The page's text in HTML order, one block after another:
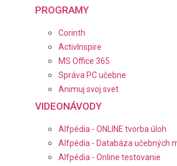
PROGRAMY
Corinth
ActivInspire
MS Office 365
Správa PC učebne
Animuj svoj svet
VIDEONÁVODY
Alfpédia - ONLINE tvorba úloh
Alfpédia - Databáza učebných
Alfpédia - Online testovanie